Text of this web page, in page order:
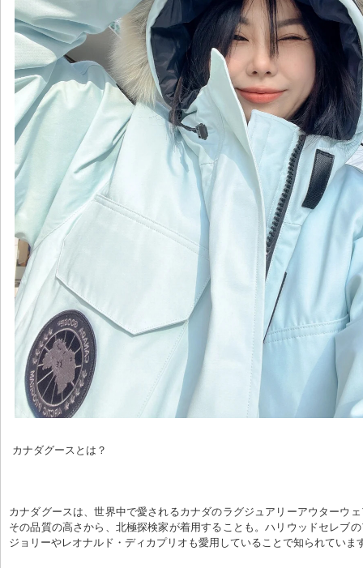
カナダグースとは？
カナダグースは、世界中で愛されるカナダのラグジュアリーアウターウ
その品質の高さから、北極探検家が着用することも。ハリウッドセレブ
ジョリーやレオナルド・ディカプリオも愛用していることで知られていま